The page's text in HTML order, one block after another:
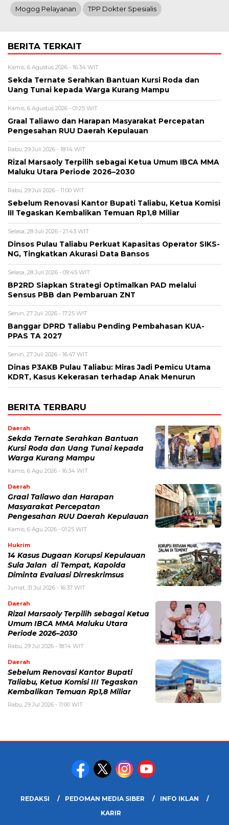
Mogog Pelayanan TPP Dokter Spesialis
BERITA TERKAIT
Kamis, 6 Agustus 2026 - 16:34 WIT
Sekda Ternate Serahkan Bantuan Kursi Roda dan
Uang Tunai kepada Warga Kurang Mampu
Kamis, 6 Agustus 2026 - 01:25 WIT
Graal Taliawo dan Harapan Masyarakat Percepatan
Pengesahan RUU Daerah Kepulauan
Rabu, 29 Juli 2026 - 18:14 WIT
Rizal Marsaoly Terpilih sebagai Ketua Umum IBCA MMA
Maluku Utara Periode 2026–2030
Rabu, 29 Juli 2026 - 11:00 WIT
Sebelum Renovasi Kantor Bupati Taliabu, Ketua Komisi
III Tegaskan Kembalikan Temuan Rp1,8 Miliar
Selasa, 28 Juli 2026 - 21:43 WIT
Dinsos Pulau Taliabu Perkuat Kapasitas Operator SIKS-
NG, Tingkatkan Akurasi Data Bansos
Selasa, 28 Juli 2026 - 09:45 WIT
BP2RD Siapkan Strategi Optimalkan PAD melalui
Sensus PBB dan Pembaruan ZNT
Senin, 27 Juli 2026 - 17:25 WIT
Banggar DPRD Taliabu Pending Pembahasan KUA-
PPAS TA 2027
Senin, 27 Juli 2026 - 16:47 WIT
Dinas P3AKB Pulau Taliabu: Miras Jadi Pemicu Utama
KDRT, Kasus Kekerasan terhadap Anak Menurun
BERITA TERBARU
Daerah
Sekda Ternate Serahkan Bantuan
Kursi Roda dan Uang Tunai kepada
Warga Kurang Mampu
Kamis, 6 Agu 2026 - 16:34 WIT
Daerah
Graal Taliawo dan Harapan
Masyarakat Percepatan
Pengesahan RUU Daerah Kepulauan
Kamis, 6 Agu 2026 - 01:25 WIT
Hukrim
14 Kasus Dugaan Korupsi Kepulauan
Sula Jalan di Tempat, Kapolda
Diminta Evaluasi Dirreskrimsus
Jumat, 31 Jul 2026 - 16:37 WIT
Daerah
Rizal Marsaoly Terpilih sebagai Ketua
Umum IBCA MMA Maluku Utara
Periode 2026–2030
Rabu, 29 Jul 2026 - 18:14 WIT
Daerah
Sebelum Renovasi Kantor Bupati
Taliabu, Ketua Komisi III Tegaskan
Kembalikan Temuan Rp1,8 Miliar
Rabu, 29 Jul 2026 - 11:00 WIT
REDAKSI PEDOMAN MEDIA SIBER
INFO IKLAN
KARIR